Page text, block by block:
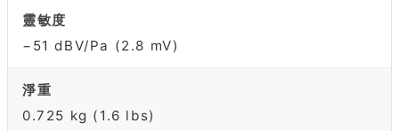
靈敏度
−51 dBV/Pa (2.8 mV)
淨重
0.725 kg (1.6 lbs)